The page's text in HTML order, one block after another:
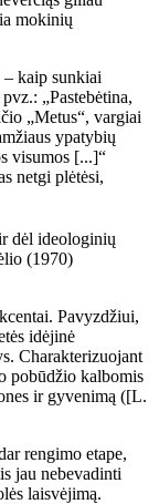
mokinių
– kaip sunkiai
„Pastebėtina,
„Metus“, vargiai
ypatybių
visumos [...]“
netgi plėtėsi,
dėl ideologinių
(1970)
Pavyzdžiui,
idėjinė
Charakterizuojant
pobūdžio kalbomis
ir gyvenimą ([L.
rengimo etape,
jau nebevadinti
laisvėjimą.